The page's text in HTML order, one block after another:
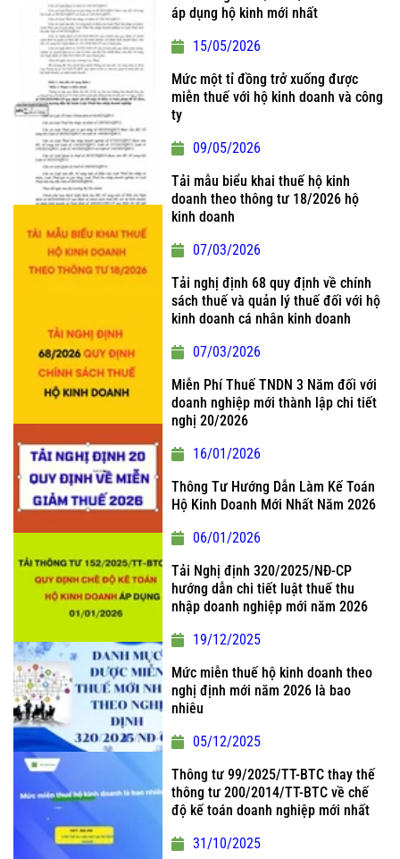
áp dụng hộ kinh mới nhất
15/05/2026
Mức một tỉ đồng trở xuống được
miễn thuế với hộ kinh doanh và công
ty
09/05/2026
Tải mẫu biểu khai thuế hộ kinh
doanh theo thông tư 18/2026 hộ
kinh doanh
07/03/2026
Tải nghị định 68 quy định về chính
sách thuế và quản lý thuế đối với hộ
kinh doanh cá nhân kinh doanh
07/03/2026
Miễn Phí Thuế TNDN 3 Năm đối với
doanh nghiệp mới thành lập chi tiết
nghị 20/2026
16/01/2026
Thông Tư Hướng Dẫn Làm Kế Toán
Hộ Kinh Doanh Mới Nhất Năm 2026
06/01/2026
Tải Nghị định 320/2025/NĐ-CP
hướng dẫn chi tiết luật thuế thu
nhập doanh nghiệp mới năm 2026
19/12/2025
Mức miễn thuế hộ kinh doanh theo
nghị định mới năm 2026 là bao
nhiêu
05/12/2025
Thông tư 99/2025/TT-BTC thay thế
thông tư 200/2014/TT-BTC về chế
độ kế toán doanh nghiệp mới nhất
31/10/2025